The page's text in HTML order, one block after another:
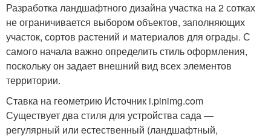
Разработка ландшафтного дизайна участка на 2 сотках
не ограничивается выбором объектов, заполняющих
участок, сортов растений и материалов для ограды. С
самого начала важно определить стиль оформления,
поскольку он задает внешний вид всех элементов
территории.
Ставка на геометрию Источник i.pinimg.com
Существует два стиля для устройства сада —
регулярный или естественный (ландшафтный,